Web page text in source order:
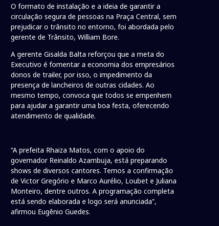
O formato de instalação e a ideia de garantir a
circulação segura de pessoas na Praça Central, sem
prejudicar o trânsito no entorno, foi abordada pelo
gerente de Trânsito, William Bore.
A gerente Gisalda Balta reforçou que a meta do
Executivo é fomentar a economia dos empresários
donos de trailer, por isso, o impedimento da
presença de lancheiros de outras cidades. Ao
mesmo tempo, convoca que todos se empenhem
para ajudar a garantir uma boa festa, oferecendo
atendimento de qualidade.
“A prefeita Rhaiza Matos, com o apoio do
governador Reinaldo Azambuja, está preparando
shows de diversos cantores. Temos a confirmação
de Victor Gregório e Marco Aurélio, Loubet e Juliana
Monteiro, dentre outros. A programação completa
está sendo elaborada e logo será anunciada”,
afirmou Eugênio Guedes.